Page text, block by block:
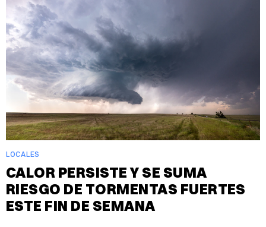
LOCALES
CALOR PERSISTE Y SE SUMA
RIESGO DE TORMENTAS FUERTES
ESTE FIN DE SEMANA